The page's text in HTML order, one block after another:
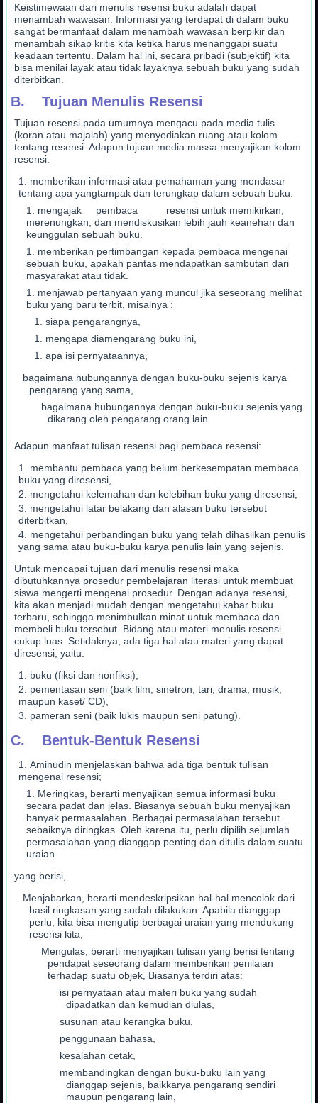
Keistimewaan dari menulis resensi buku adalah dapat
menambah wawasan. Informasi yang terdapat di dalam buku
sangat bermanfaat dalam menambah wawasan berpikir dan
menambah sikap kritis kita ketika harus menanggapi suatu
keadaan tertentu. Dalam hal ini, secara pribadi (subjektif) kita
bisa menilai layak atau tidak layaknya sebuah buku yang sudah
diterbitkan.
B. Tujuan Menulis Resensi
Tujuan resensi pada umumnya mengacu pada media tulis
(koran atau majalah) yang menyediakan ruang atau kolom
tentang resensi. Adapun tujuan media massa menyajikan kolom
resensi.
memberikan informasi atau pemahaman yang mendasar
tentang apa yangtampak dan terungkap dalam sebuah buku.
mengajak pembaca resensi untuk memikirkan,
merenungkan, dan mendiskusikan lebih jauh keanehan dan
keunggulan sebuah buku.
memberikan pertimbangan kepada pembaca mengenai
sebuah buku, apakah pantas mendapatkan sambutan dari
masyarakat atau tidak.
menjawab pertanyaan yang muncul jika seseorang melihat
buku yang baru terbit, misalnya :
siapa pengarangnya,
mengapa diamengarang buku ini,
apa isi pernyataannya,
bagaimana hubungannya dengan buku-buku sejenis karya
pengarang yang sama,
bagaimana hubungannya dengan buku-buku sejenis yang
dikarang oleh pengarang orang lain.
Adapun manfaat tulisan resensi bagi pembaca resensi:
membantu pembaca yang belum berkesempatan membaca
buku yang diresensi,
mengetahui kelemahan dan kelebihan buku yang diresensi,
mengetahui latar belakang dan alasan buku tersebut
diterbitkan,
mengetahui perbandingan buku yang telah dihasilkan penulis
yang sama atau buku-buku karya penulis lain yang sejenis.
Untuk mencapai tujuan dari menulis resensi maka
dibutuhkannya prosedur pembelajaran literasi untuk membuat
siswa mengerti mengenai prosedur. Dengan adanya resensi,
kita akan menjadi mudah dengan mengetahui kabar buku
terbaru, sehingga menimbulkan minat untuk membaca dan
membeli buku tersebut. Bidang atau materi menulis resensi
cukup luas. Setidaknya, ada tiga hal atau materi yang dapat
diresensi, yaitu:
buku (fiksi dan nonfiksi),
pementasan seni (baik film, sinetron, tari, drama, musik,
maupun kaset/ CD),
pameran seni (baik lukis maupun seni patung).
C. Bentuk-Bentuk Resensi
Aminudin menjelaskan bahwa ada tiga bentuk tulisan
mengenai resensi;
Meringkas, berarti menyajikan semua informasi buku
secara padat dan jelas. Biasanya sebuah buku menyajikan
banyak permasalahan. Berbagai permasalahan tersebut
sebaiknya diringkas. Oleh karena itu, perlu dipilih sejumlah
permasalahan yang dianggap penting dan ditulis dalam suatu
uraian
yang berisi,
Menjabarkan, berarti mendeskripsikan hal-hal mencolok dari
hasil ringkasan yang sudah dilakukan. Apabila dianggap
perlu, kita bisa mengutip berbagai uraian yang mendukung
resensi kita,
Mengulas, berarti menyajikan tulisan yang berisi tentang
pendapat seseorang dalam memberikan penilaian
terhadap suatu objek, Biasanya terdiri atas:
isi pernyataan atau materi buku yang sudah
dipadatkan dan kemudian diulas,
susunan atau kerangka buku,
penggunaan bahasa,
kesalahan cetak,
membandingkan dengan buku-buku lain yang
dianggap sejenis, baikkarya pengarang sendiri
maupun pengarang lain,